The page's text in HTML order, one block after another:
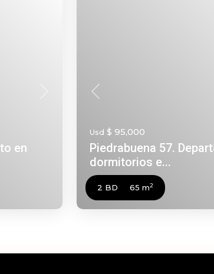
en
Anterior
Usd $ 95,000
Piedrabuena 57.
dormitorios e...
2 BD 65 m2